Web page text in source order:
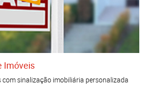
Imóveis
com sinalização imobiliária personalizada